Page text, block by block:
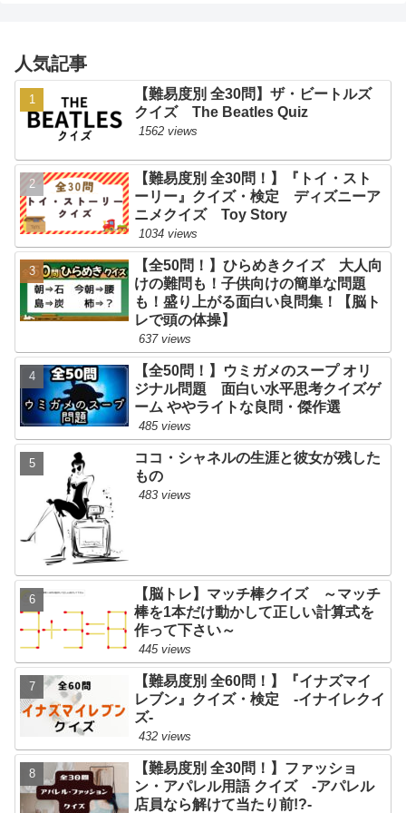
人気記事
【難易度別 全30問】ザ・ビートルズ
クイズ The Beatles Quiz
1562 views
【難易度別 全30問！】『トイ・スト
ーリー』クイズ・検定 ディズニーア
ニメクイズ Toy Story
1034 views
【全50問！】ひらめきクイズ 大人向
けの難問も！子供向けの簡単な問題
も！盛り上がる面白い良問集！【脳ト
レで頭の体操】
637 views
【全50問！】ウミガメのスープ オリ
ジナル問題 面白い水平思考クイズゲ
ーム ややライトな良問・傑作選
485 views
ココ・シャネルの生涯と彼女が残した
もの
483 views
【脳トレ】マッチ棒クイズ ～マッチ
棒を1本だけ動かして正しい計算式を
作って下さい～
445 views
【難易度別 全60問！】『イナズマイ
レブン』クイズ・検定 -イナイレクイ
ズ-
432 views
【難易度別 全30問！】ファッショ
ン・アパレル用語 クイズ -アパレル
店員なら解けて当たり前!?-